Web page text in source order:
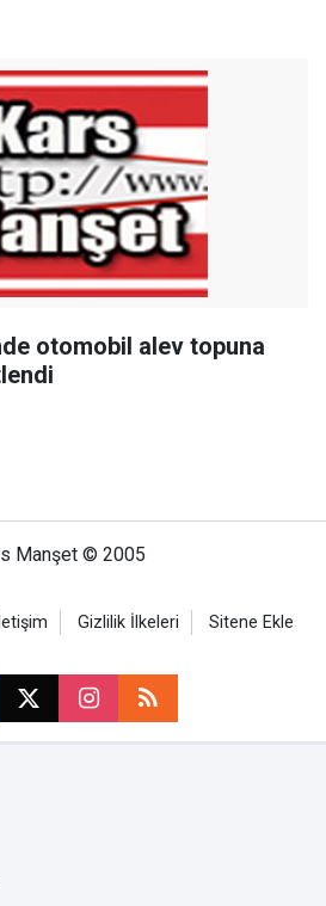
otomobil alev topuna
Manşet © 2005
Gizlilik İlkeleri Sitene Ekle